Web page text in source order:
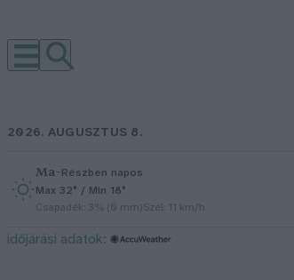
2026. AUGUSZTUS 8.
Ma–Részben napos
Max 32° / Min 18°
Csapadék: 3% (0 mm)Szél: 11 km/h
időjárási adatok: